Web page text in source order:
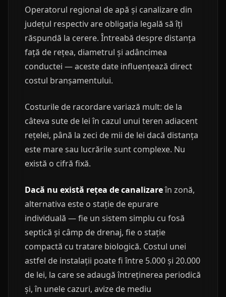
Operatorul regional de apă și canalizare din
județul respectiv are obligația legală să îți
răspundă la cerere. Întreabă despre distanța
față de rețea, diametrul și adâncimea
conductei — aceste date influențează direct
costul branșamentului.
Costurile de racordare variază mult: de la
câteva sute de lei în cazul unui teren adiacent
rețelei, până la zeci de mii de lei dacă distanța
este mare sau lucrările sunt complexe. Nu
există o cifră fixă.
Dacă nu există rețea de canalizareîn zonă,
alternativa este o stație de epurare
individuală — fie un sistem simplu cu fosă
septică și câmp de drenaj, fie o stație
compactă cu tratare biologică. Costul unei
astfel de instalații poate fi între 5.000 și 20.000
de lei, la care se adaugă întreținerea periodică
și, în unele cazuri, avize de mediu